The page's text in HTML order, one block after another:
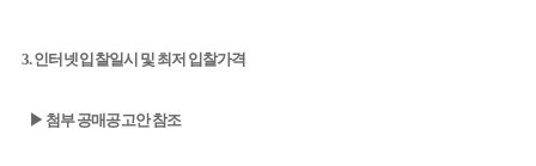
3. 인터넷 입찰일시 및 최저 입찰가격
▶ 첨부 공매공고안 참조